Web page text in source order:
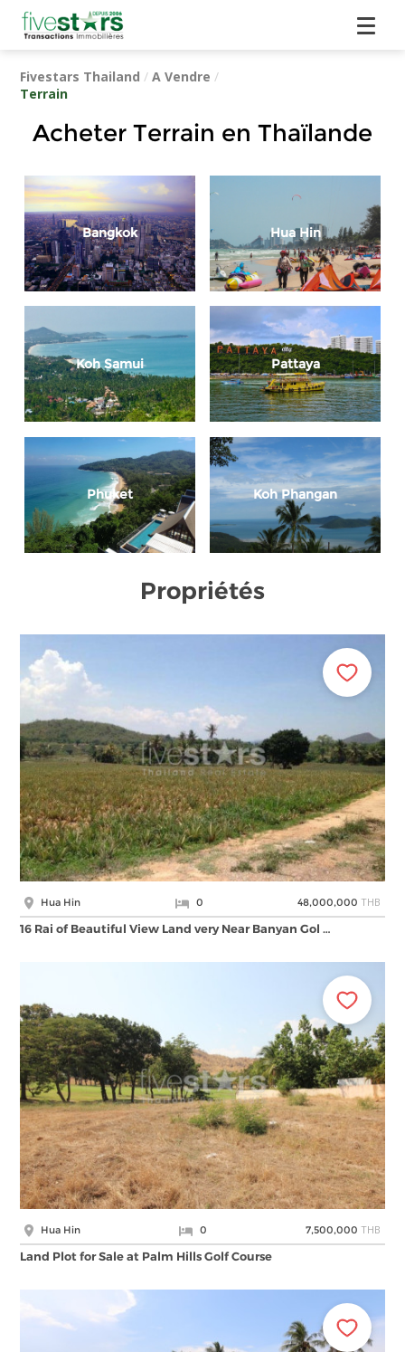
Fivestars Thailand /A Vendre /
Terrain
Acheter Terrain en Thaïlande
Bangkok Hua Hin
Koh Samui Pattaya
Phuket Koh Phangan
Propriétés
Hua Hin 0 48,000,000 THB
16 Rai of Beautiful View Land very Near Banyan Gol …
Hua Hin 0 7,500,000 THB
Land Plot for Sale at Palm Hills Golf Course